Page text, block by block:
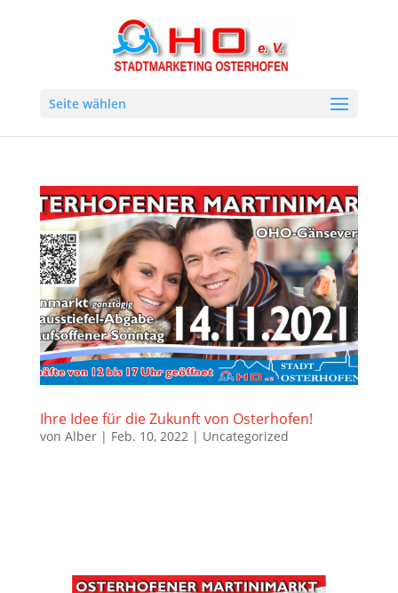
Seite wählen
Ihre Idee für die Zukunft von Osterhofen!
von Alber| Feb. 10, 2022| Uncategorized